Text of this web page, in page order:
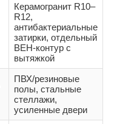
Керамогранит R10–
R12,
антибактериальные
затирки, отдельный
ВЕН-контур с
вытяжкой
ПВХ/резиновые
полы, стальные
стеллажи,
усиленные двери